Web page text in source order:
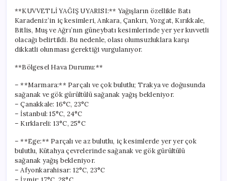
**KUVVETLİ YAĞIŞ UYARISI:** Yağışların özellikle Batı
Karadeniz’in iç kesimleri, Ankara, Çankırı, Yozgat, Kırıkkale,
Bitlis, Muş ve Ağrı’nın güneybatı kesimlerinde yer yer kuvvetli
olacağı belirtildi. Bu nedenle, olası olumsuzluklara karşı
dikkatli olunması gerektiği vurgulanıyor.
**Bölgesel Hava Durumu:**
– **Marmara:** Parçalı ve çok bulutlu; Trakya ve doğusunda
sağanak ve gök gürültülü sağanak yağış bekleniyor.
– Çanakkale: 16°C, 23°C
– İstanbul: 15°C, 24°C
– Kırklareli: 13°C, 25°C
– **Ege:** Parçalı ve az bulutlu, iç kesimlerde yer yer çok
bulutlu, Kütahya çevrelerinde sağanak ve gök gürültülü
sağanak yağış bekleniyor.
– Afyonkarahisar: 12°C, 23°C